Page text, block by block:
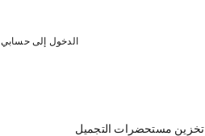
الدخول إلى حسابي
تخزين مستحضرات التجميل